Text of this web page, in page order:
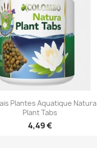
Aperçu rapide
Plantes Aquatique Natura
Plant Tabs
4,49 €